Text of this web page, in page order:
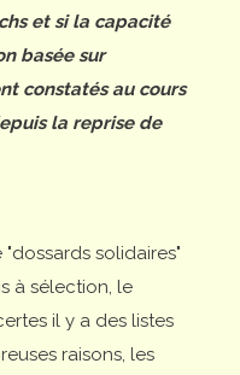
et si la capacité
basée sur
constatés au cours
la reprise de
solidaires"
à sélection, le
il y a des listes
raisons, les